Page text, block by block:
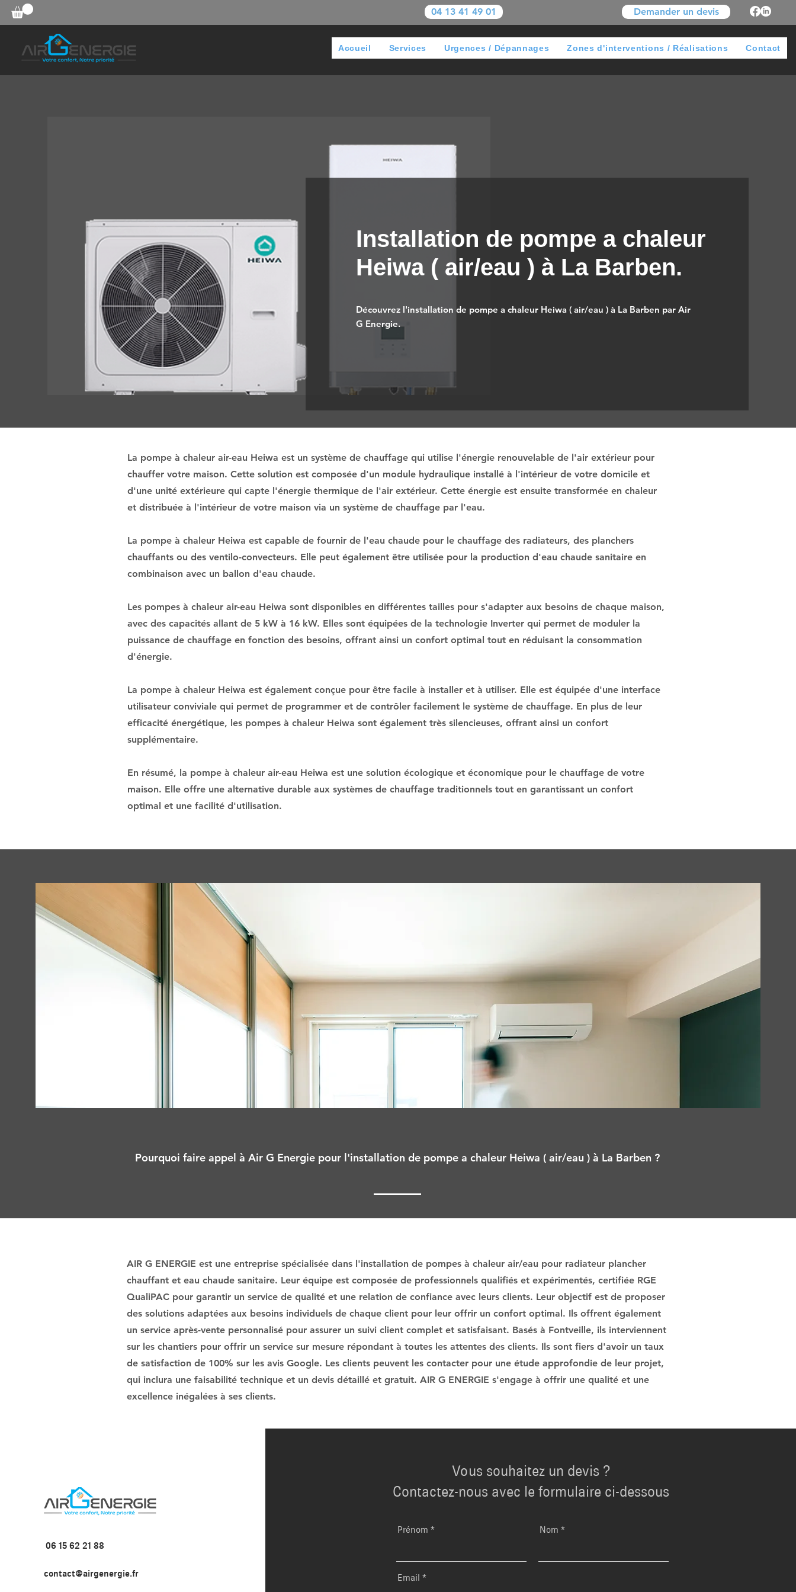
04 13 41 49 01 Demander un devis
Accueil Services Urgences / Dépannages Zones d'interventions / Réalisations Contact
Installation de pompe a chaleur
Heiwa ( air/eau ) à La Barben.
Découvrez l'installation de pompe a chaleur Heiwa ( air/eau ) à La Barben par Air
G Energie.
La pompe à chaleur air-eau Heiwa est un système de chauffage qui utilise l'énergie renouvelable de l'air extérieur pour
chauffer votre maison. Cette solution est composée d'un module hydraulique installé à l'intérieur de votre domicile et
d'une unité extérieure qui capte l'énergie thermique de l'air extérieur. Cette énergie est ensuite transformée en chaleur
et distribuée à l'intérieur de votre maison via un système de chauffage par l'eau.
La pompe à chaleur Heiwa est capable de fournir de l'eau chaude pour le chauffage des radiateurs, des planchers
chauffants ou des ventilo-convecteurs. Elle peut également être utilisée pour la production d'eau chaude sanitaire en
combinaison avec un ballon d'eau chaude.
Les pompes à chaleur air-eau Heiwa sont disponibles en différentes tailles pour s'adapter aux besoins de chaque maison,
avec des capacités allant de 5 kW à 16 kW. Elles sont équipées de la technologie Inverter qui permet de moduler la
puissance de chauffage en fonction des besoins, offrant ainsi un confort optimal tout en réduisant la consommation
d'énergie.
La pompe à chaleur Heiwa est également conçue pour être facile à installer et à utiliser. Elle est équipée d'une interface
utilisateur conviviale qui permet de programmer et de contrôler facilement le système de chauffage. En plus de leur
efficacité énergétique, les pompes à chaleur Heiwa sont également très silencieuses, offrant ainsi un confort
supplémentaire.
En résumé, la pompe à chaleur air-eau Heiwa est une solution écologique et économique pour le chauffage de votre
maison. Elle offre une alternative durable aux systèmes de chauffage traditionnels tout en garantissant un confort
optimal et une facilité d'utilisation.
Pourquoi faire appel à Air G Energie pour l'installation de pompe a chaleur Heiwa ( air/eau ) à La Barben ?
AIR G ENERGIE est une entreprise spécialisée dans l'installation de pompes à chaleur air/eau pour radiateur plancher
chauffant et eau chaude sanitaire. Leur équipe est composée de professionnels qualifiés et expérimentés, certifiée RGE
QualiPAC pour garantir un service de qualité et une relation de confiance avec leurs clients. Leur objectif est de proposer
des solutions adaptées aux besoins individuels de chaque client pour leur offrir un confort optimal. Ils offrent également
un service après-vente personnalisé pour assurer un suivi client complet et satisfaisant. Basés à Fontveille, ils interviennent
sur les chantiers pour offrir un service sur mesure répondant à toutes les attentes des clients. Ils sont fiers d'avoir un taux
de satisfaction de 100% sur les avis Google. Les clients peuvent les contacter pour une étude approfondie de leur projet,
qui inclura une faisabilité technique et un devis détaillé et gratuit. AIR G ENERGIE s'engage à offrir une qualité et une
excellence inégalées à ses clients.
06 15 62 21 88
contact@airgenergie.fr
Vous souhaitez un devis ?
Contactez-nous avec le formulaire ci-dessous
Prénom Nom
Email